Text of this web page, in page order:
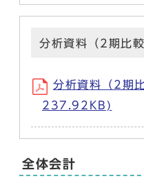
分析資料（2期比較
分析資料（2期
237.92KB)
全体会計